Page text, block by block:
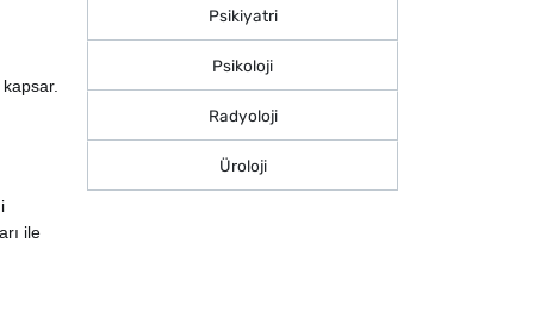
ile
Psikiyatri
Psikoloji
Radyoloji
Üroloji